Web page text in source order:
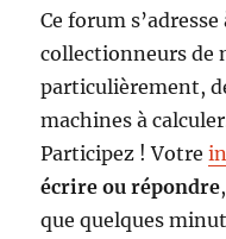
Ce forum
collectionneurs de
particulièrement,
machines à
Participez ! Votre
écrire ou répondre
que quelques